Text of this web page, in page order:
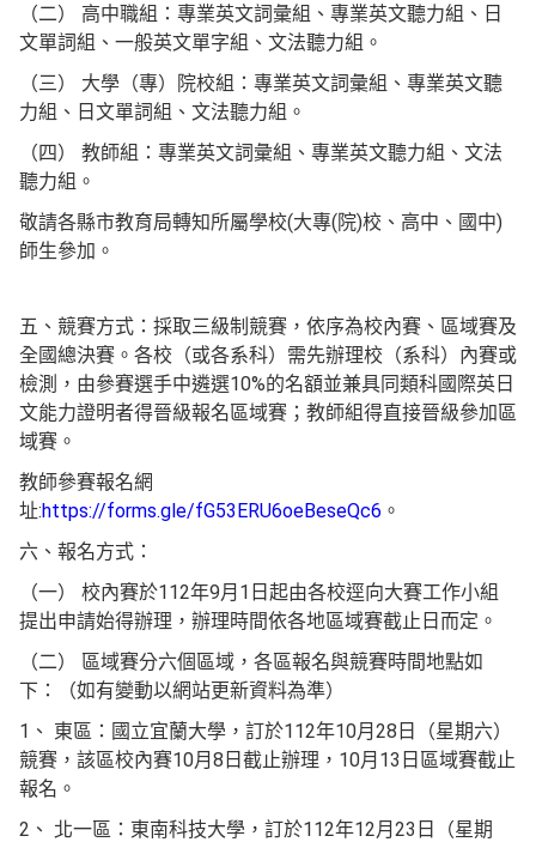
（二） 高中職組：專業英文詞彙組、專業英文聽力組、日
文單詞組、一般英文單字組、文法聽力組。
（三） 大學（專）院校組：專業英文詞彙組、專業英文聽
力組、日文單詞組、文法聽力組。
（四） 教師組：專業英文詞彙組、專業英文聽力組、文法
聽力組。
敬請各縣市教育局轉知所屬學校(大專(院)校、高中、國中)
師生參加。
五、競賽方式：採取三級制競賽，依序為校內賽、區域賽及
全國總決賽。各校（或各系科）需先辦理校（系科）內賽或
檢測，由參賽選手中遴選10%的名額並兼具同類科國際英日
文能力證明者得晉級報名區域賽；教師組得直接晉級參加區
域賽。
教師參賽報名網
址:https://forms.gle/fG53ERU6oeBeseQc6 。
六、報名方式：
（一） 校內賽於112年9月1日起由各校逕向大賽工作小組
提出申請始得辦理，辦理時間依各地區域賽截止日而定。
（二） 區域賽分六個區域，各區報名與競賽時間地點如
下：（如有變動以網站更新資料為準）
1、 東區：國立宜蘭大學，訂於112年10月28日（星期六）
競賽，該區校內賽10月8日截止辦理，10月13日區域賽截止
報名。
2、 北一區：東南科技大學，訂於112年12月23日（星期